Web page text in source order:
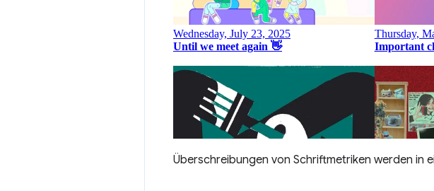
Überschreibungen von Schriftmetriken werden in